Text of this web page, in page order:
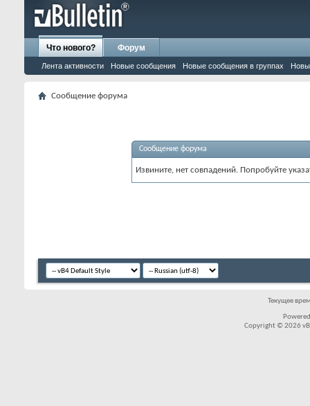
Что нового?
Лента активности Новые сообщения Новые сообщения в группах
Форум
Сообщение форума
Сообщение форума
Извините, нет совпадений. Попробуйте
Текущее
Copyright © 2026